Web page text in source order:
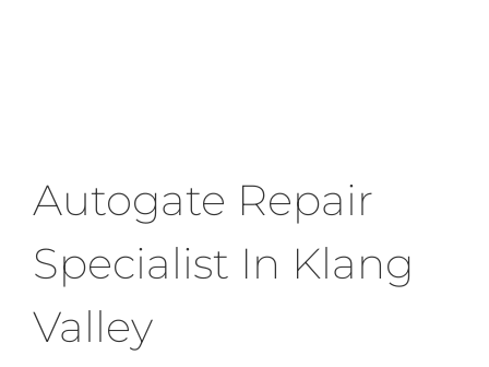
Autogate Repair
Specialist In Klang
Valley